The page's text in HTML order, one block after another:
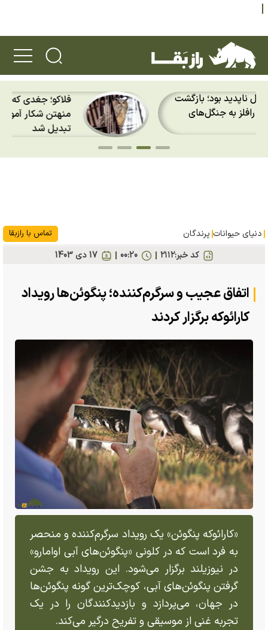
فلاکو؛ جغدی که از قفس گریخت، در
منهتن شکار آموخت و به افسانه نیویورک
تبدیل شد
دنیای حیوانات پرندگان تماس با رازبقا
کد خبر:۲۱۱۲ 17 دی 1403 00:20
اتفاق عجیب و سرگرم‌کننده؛ پنگوئن‌ها رویداد
کارائوکه برگزار کردند
«کارائوکه پنگوئن» یک رویداد سرگرم‌کننده و منحصر
به فرد است که در کلونی «پنگوئن‌های آبی اوامارو»
در نیوزیلند برگزار می‌شود. این رویداد به جشن
گرفتن پنگوئن‌های آبی، کوچک‌ترین گونه پنگوئن‌ها
در جهان، می‌پردازد و بازدیدکنندگان را در یک
تجربه غنی از موسیقی و تفریح درگیر می‌کند.